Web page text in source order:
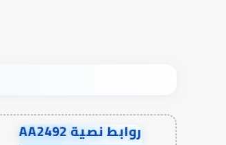
روابط نصية AA2492